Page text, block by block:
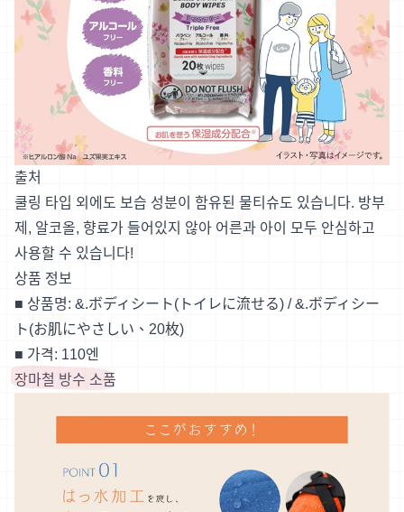
출처
쿨링 타입 외에도 보습 성분이 함유된 물티슈도 있습니다. 방부
제, 알코올, 향료가 들어있지 않아 어른과 아이 모두 안심하고
사용할 수 있습니다!
상품 정보
■ 상품명: &.ボディシート(トイレに流せる) / &.ボディシー
ト(お肌にやさしい、20枚)
■ 가격: 110엔
장마철 방수 소품